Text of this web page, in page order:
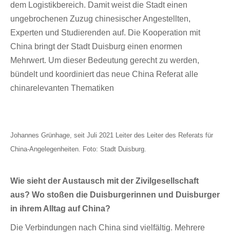
dem Logistikbereich. Damit weist die Stadt einen
ungebrochenen Zuzug chinesischer Angestellten,
Experten und Studierenden auf. Die Kooperation mit
China bringt der Stadt Duisburg einen enormen
Mehrwert. Um dieser Bedeutung gerecht zu werden,
bündelt und koordiniert das neue China Referat alle
chinarelevanten Thematiken
Johannes Grünhage, seit Juli 2021 Leiter des Leiter des Referats für
China-Angelegenheiten. Foto: Stadt Duisburg.
Wie sieht der Austausch mit der Zivilgesellschaft
aus? Wo stoßen die Duisburgerinnen und Duisburger
in ihrem Alltag auf China?
Die Verbindungen nach China sind vielfältig. Mehrere